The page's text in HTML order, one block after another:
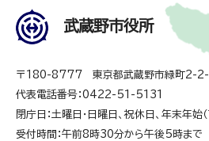
武蔵野市役所
〒180-8777 東京都武蔵野市緑町2-
代表電話番号：0422-51-5131
閉庁日：土曜日・日曜日、祝休日、年末年
受付時間：午前8時30分から午後5時まで